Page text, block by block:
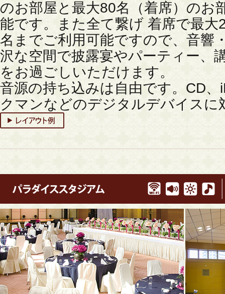
のお部屋と最大80名（着席）のお
能です。また全て繋げ 着席で最大
名までご利用可能ですので、音響
沢な空間で披露宴やパーティー、
をお過ごしいただけます。
音源の持ち込みは自由です。CD
クマンなどのデジタルデバイスに